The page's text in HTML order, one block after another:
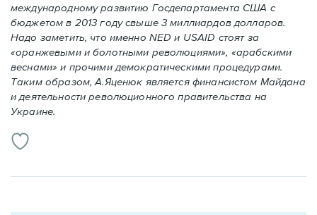
международному развитию Госдепартамента США с
бюджетом в 2013 году свыше 3 миллиардов долларов.
Надо заметить, что именно NED и USAID стоят за
«оранжевыми и болотными революциями», «арабскими
веснами» и прочими демократическими процедурами.
Таким образом, А.Яценюк является финансистом Майдана
и деятельности революционного правительства на
Украине.